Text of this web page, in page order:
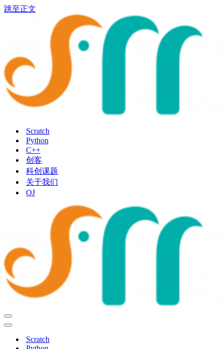
跳至正文
Scratch
Python
C++
创客
科创课题
关于我们
OJ
导
航
导
Scratch